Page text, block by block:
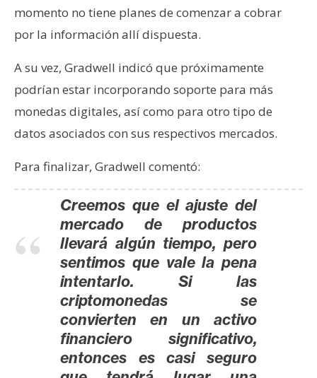
a
d
momento no tiene planes de comenzar a cobrar
por la información allí dispuesta.
A su vez, Gradwell indicó que próximamente
podrían estar incorporando soporte para más
monedas digitales, así como para otro tipo de
datos asociados con sus respectivos mercados.
Para finalizar, Gradwell comentó:
Creemos que el ajuste del
mercado de productos
llevará algún tiempo, pero
sentimos que vale la pena
intentarlo. Si las
criptomonedas se
convierten en un activo
financiero significativo,
entonces es casi seguro